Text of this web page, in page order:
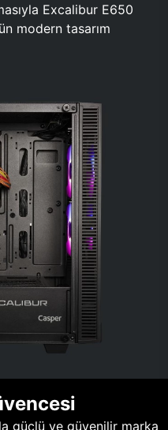
Excalibur E650
modern tasarım
güçlü ve güvenilir marka